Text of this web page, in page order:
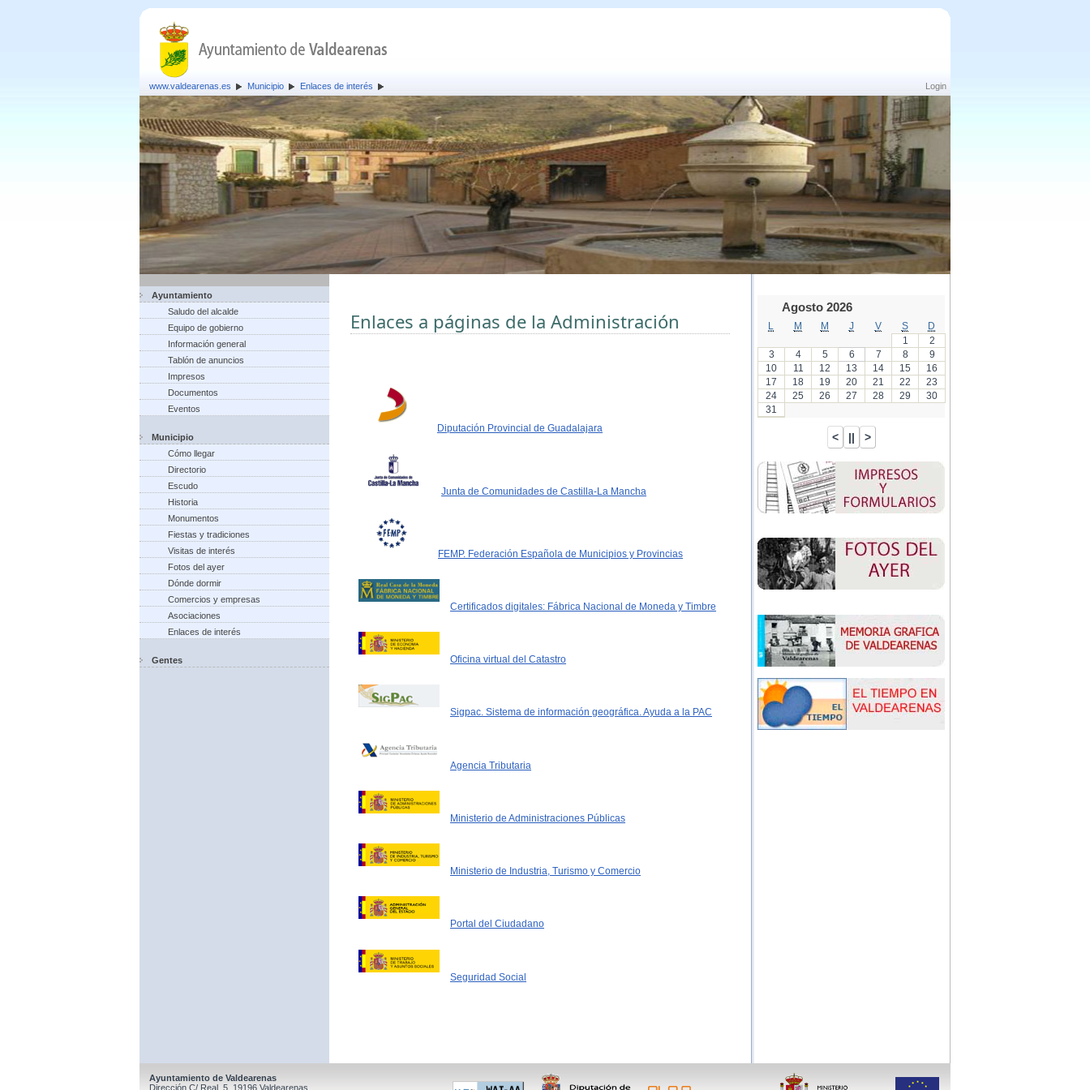
Login
www.valdearenas.es Municipio Enlaces de interés
Ayuntamiento
Saludo del alcalde
Equipo de gobierno
Información general
Tablón de anuncios
Impresos
Documentos
Eventos
Municipio
Cómo llegar
Directorio
Escudo
Historia
Monumentos
Fiestas y tradiciones
Visitas de interés
Fotos del ayer
Dónde dormir
Comercios y empresas
Asociaciones
Enlaces de interés
Gentes
Enlaces a páginas de la Administración
Diputación Provincial de Guadalajara
Junta de Comunidades de Castilla-La Mancha
FEMP. Federación Española de Municipios y Provincias
Certificados digitales: Fábrica Nacional de Moneda y Timbre
Oficina virtual del Catastro
Sigpac. Sistema de información geográfica. Ayuda a la PAC
Agencia Tributaria
Ministerio de Administraciones Públicas
Ministerio de Industria, Turismo y Comercio
Portal del Ciudadano
Seguridad Social
Agosto 2026
M M J V S
D
1
2
3
4 5 6 7 8
9
10
11 12 13 14 15
16
17
18 19 20 21 22
23
24
25 26 27 28 29
30
31
Ayuntamiento de Valdearenas
Dirección C/ Real, 5, 19196 Valdearenas